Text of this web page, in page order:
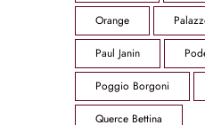
Orange
Paul Janin
Poggio Borgoni
Querce Bettina